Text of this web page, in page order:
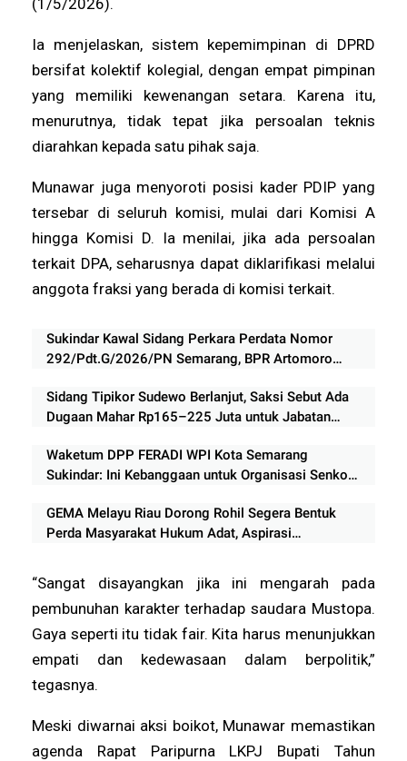
Ia menjelaskan, sistem kepemimpinan di DPRD
bersifat kolektif kolegial, dengan empat pimpinan
yang memiliki kewenangan setara. Karena itu,
menurutnya, tidak tepat jika persoalan teknis
diarahkan kepada satu pihak saja.
Munawar juga menyoroti posisi kader PDIP yang
tersebar di seluruh komisi, mulai dari Komisi A
hingga Komisi D. Ia menilai, jika ada persoalan
terkait DPA, seharusnya dapat diklarifikasi melalui
anggota fraksi yang berada di komisi terkait.
Sukindar Kawal Sidang Perkara Perdata Nomor
292/Pdt.G/2026/PN Semarang, BPR Artomoro
Sidang Tipikor Sudewo Berlanjut, Saksi Sebut Ada
Dugaan Mahar Rp165–225 Juta untuk Jabatan
Waketum DPP FERADI WPI Kota Semarang
Sukindar: Ini Kebanggaan untuk Organisasi Senkom
GEMA Melayu Riau Dorong Rohil Segera Bentuk
Perda Masyarakat Hukum Adat, Aspirasi
“Sangat disayangkan jika ini mengarah pada
pembunuhan karakter terhadap saudara Mustopa.
Gaya seperti itu tidak fair. Kita harus menunjukkan
empati dan kedewasaan dalam berpolitik,”
tegasnya.
Meski diwarnai aksi boikot, Munawar memastikan
agenda Rapat Paripurna LKPJ Bupati Tahun